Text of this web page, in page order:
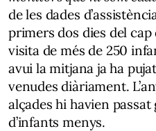
de les dades
primers dos dies del
visita de més de 250
avui la mitjana ja ha
venudes diàriament.
alçades hi havien
d’infants menys.